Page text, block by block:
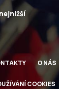
O NÁS
COOKIES